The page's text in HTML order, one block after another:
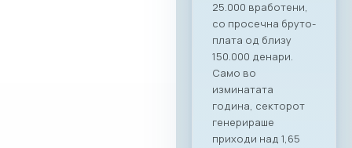
создаваат кога
професионалност
а се среќава со
вистинските
Ragusa Group како
наш патрон
партнер, членките
на МАСИТ добиваат